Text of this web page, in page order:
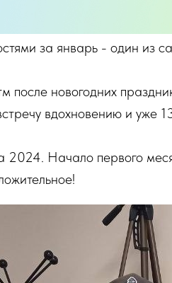
за январь - один из
после новогодних
вдохновению и уже
Начало первого